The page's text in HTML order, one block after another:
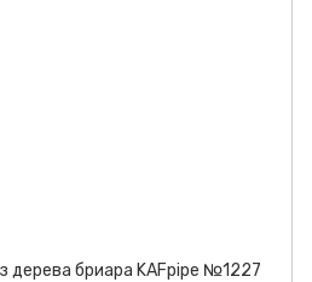
дерева бриара KAFpipe №1227